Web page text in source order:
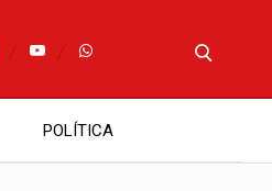
POLÍTICA